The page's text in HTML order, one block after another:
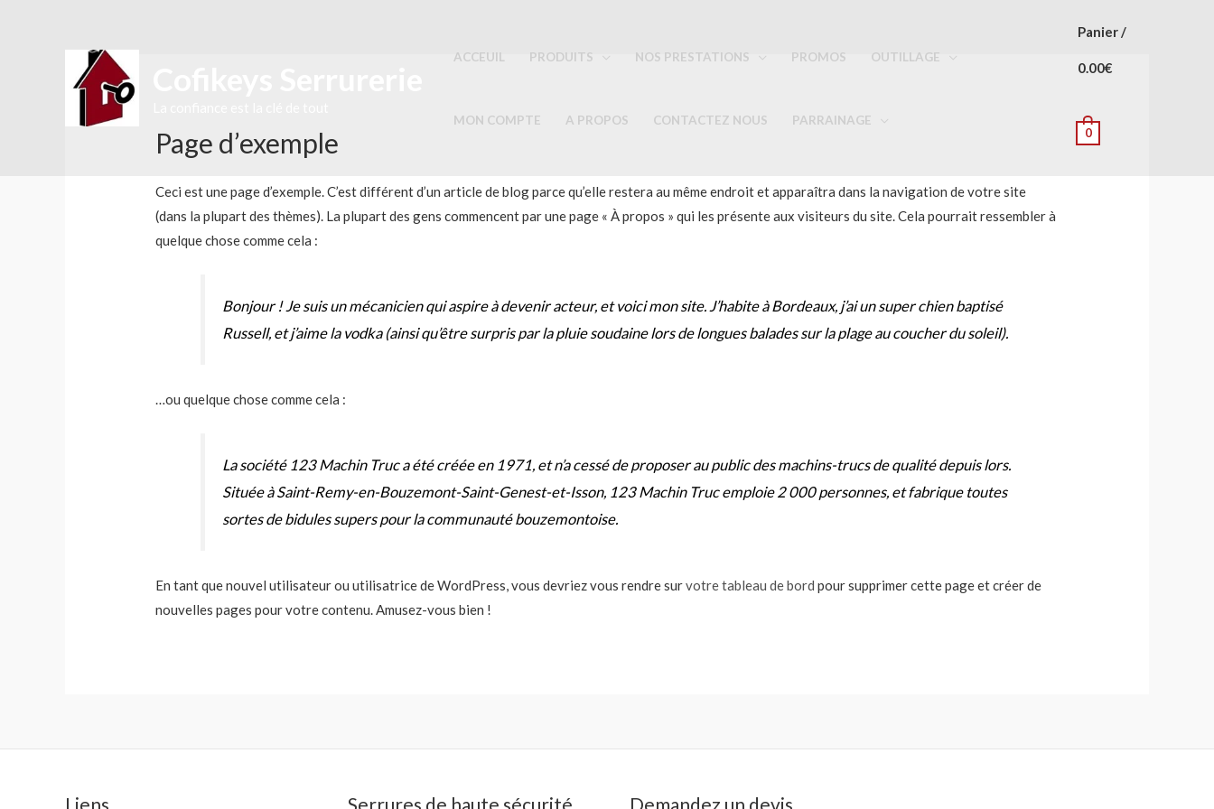
ACCEUIL PRODUITS NOS PRESTATIONS PROMOS OUTILLAGE
MON COMPTE A PROPOS CONTACTEZ NOUS PARRAINAGE
Panier/
0.00€
0
Page d’exemple
Ceci est une page d’exemple. C’est différent d’un article de blog parce qu’elle restera au même endroit et apparaîtra dans la navigation de votre site
(dans la plupart des thèmes). La plupart des gens commencent par une page « À propos » qui les présente aux visiteurs du site. Cela pourrait ressembler à
quelque chose comme cela :
Bonjour ! Je suis un mécanicien qui aspire à devenir acteur, et voici mon site. J’habite à Bordeaux, j’ai un super chien baptisé
Russell, et j’aime la vodka (ainsi qu’être surpris par la pluie soudaine lors de longues balades sur la plage au coucher du soleil).
…ou quelque chose comme cela :
La société 123 Machin Truc a été créée en 1971, et n’a cessé de proposer au public des machins-trucs de qualité depuis lors.
Située à Saint-Remy-en-Bouzemont-Saint-Genest-et-Isson, 123 Machin Truc emploie 2 000 personnes, et fabrique toutes
sortes de bidules supers pour la communauté bouzemontoise.
En tant que nouvel utilisateur ou utilisatrice de WordPress, vous devriez vous rendre survotre tableau de bord pour supprimer cette page et créer de
nouvelles pages pour votre contenu. Amusez-vous bien !
Liens Serrures de haute sécurité Demandez un devis